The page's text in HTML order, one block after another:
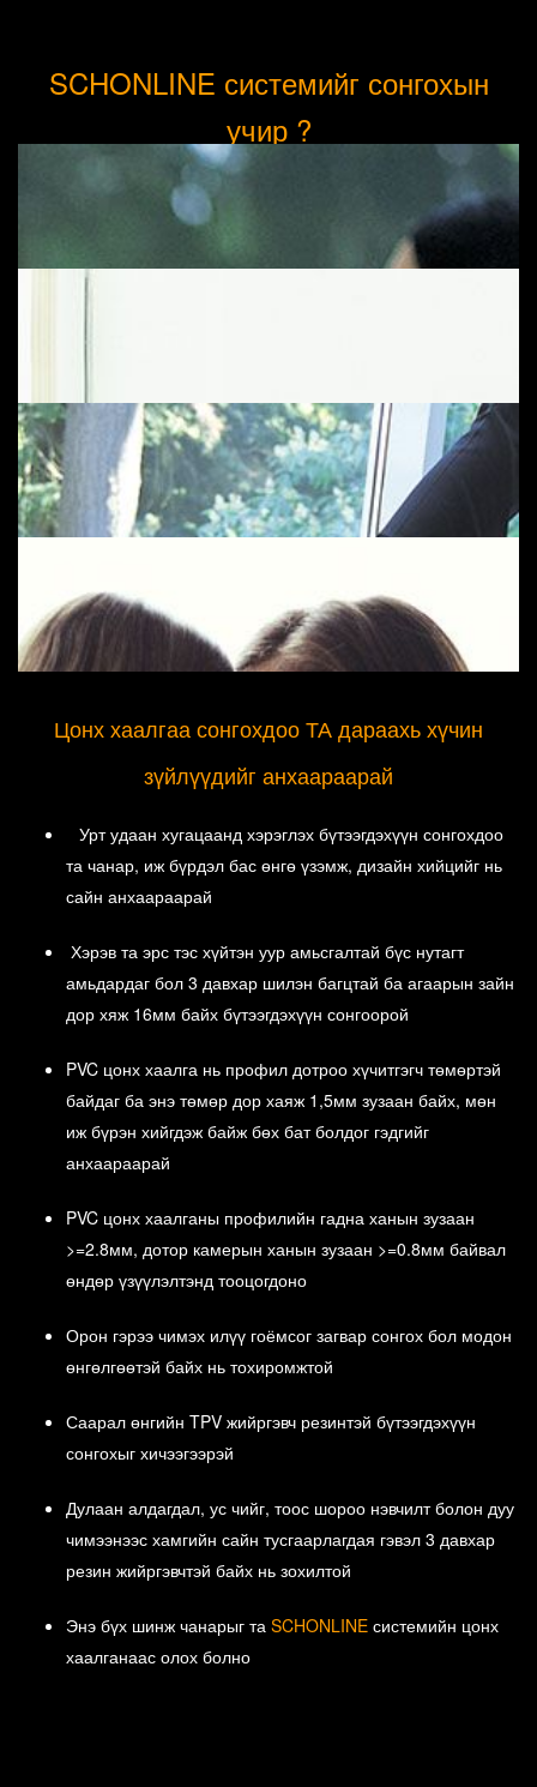
SCHONLINE системийг сонгохын
учир ?
Хүсэл
үнэхээр өнгө үзэмжтэй байх бүрэн боломжтой билээ. Иймд бид
өөрсдийн эрч хүч, дадлага туршлагыг он удаан жил таньд
үйлчлэх тэрхүү бүтээлд шингээхэд зориулсан.
Төсөөлөл
Schonline систем нь таньд бүтээгдэхүүний өргөн сонголт санал
салшгүй хэсэг болно.
Төгөлдөршилт
Шилмэл түүхий эд ашиглаж бүтээгдсэн, өндөр чанартай иж
бүрдэлээр тоноглогдсон Schonline системийн цонх хаалганууд
маань он жил өнгөрөх тусам таньд чанарыг мэдрүүлж, ташаал
Сэтгэл ханамж
Schonline системийн бүтээгдэхүүн бүртээ мэргэжлийн өндөр ур
бүтээгдэхүүн байдаг. Та үнэхээр дулаан тусгаарлалт, дуу чимээ
тусгаарлалтын гайхамшгийг эндээс мэдрэнэ.
Цонх хаалгаа сонгохдоо ТА дараахь хүчин
зүйлүүдийг анхаараарай
Урт удаан хугацаанд хэрэглэх бүтээгдэхүүн сонгохдоо
та чанар, иж бүрдэл бас өнгө үзэмж, дизайн хийцийг нь
сайн анхаараарай
Хэрэв та эрс тэс хүйтэн уур амьсгалтай бүс нутагт
амьдардаг бол 3 давхар шилэн багцтай ба агаарын зайн
дор хяж 16мм байх бүтээгдэхүүн сонгоорой
PVC цонх хаалга нь профил дотроо хүчитгэгч төмөртэй
байдаг ба энэ төмөр дор хаяж 1,5мм зузаан байх, мөн
иж бүрэн хийгдэж байж бөх бат болдог гэдгийг
анхаараарай
PVC цонх хаалганы профилийн гадна ханын зузаан
>=2.8мм, дотор камерын ханын зузаан >=0.8мм байвал
өндөр үзүүлэлтэнд тооцогдоно
Орон гэрээ чимэх илүү гоёмсог загвар сонгох бол модон
өнгөлгөөтэй байх нь тохиромжтой
Саарал өнгийн TPV жийргэвч резинтэй бүтээгдэхүүн
сонгохыг хичээгээрэй
Дулаан алдагдал, ус чийг, тоос шороо нэвчилт болон дуу
чимээнээс хамгийн сайн тусгаарлагдая гэвэл 3 давхар
резин жийргэвчтэй байх нь зохилтой
Энэ бүх шинж чанарыг та SCHONLINE системийн цонх
хаалганаас олох болно